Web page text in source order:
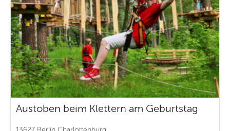
Austoben beim Klettern am Geburtstag